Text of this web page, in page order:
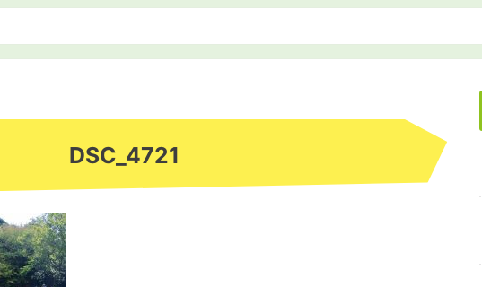
DSC_4721